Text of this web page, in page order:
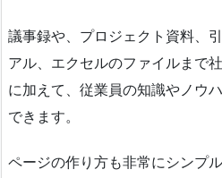
議事録や、プロジェクト資料、
アル、エクセルのファイルまで
に加えて、従業員の知識やノウ
できます。
ページの作り方も非常にシンプ